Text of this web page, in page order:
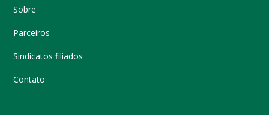
Sobre
Parceiros
Sindicatos filiados
Contato